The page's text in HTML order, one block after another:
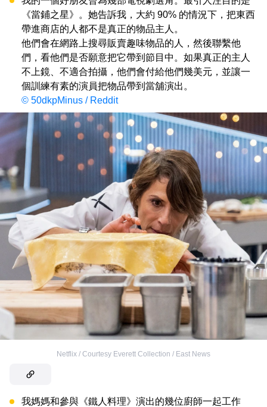
《當鋪之星》。她告訴我，大約 90% 的情況下，把東西
帶進商店的人都不是真正的物品主人。
他們會在網路上搜尋販賣趣味物品的人，然後聯繫他
們，看他們是否願意把它帶到節目中。如果真正的主人
不上鏡、不適合拍攝，他們會付給他們幾美元，並讓一
個訓練有素的演員把物品帶到當舖演出。
© 50dkpMinus / Reddit
Netflix / Courtesy Everett Collection / East News
我媽媽和參與《鐵人料理》演出的幾位廚師一起工作